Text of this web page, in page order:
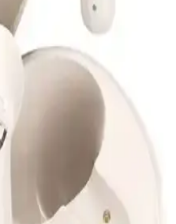
Yüksek Ses Kalitesi ve
Renk Katın
kalitesi ve renkli ışık
tasarımlı bir müzik cihazıdır.
özellikleriyle eğlenceyi
Kulaklık
Kullanıcı Yorumları
kulaklıkların özellikleri,
ilgili kapsamlı bilgiler